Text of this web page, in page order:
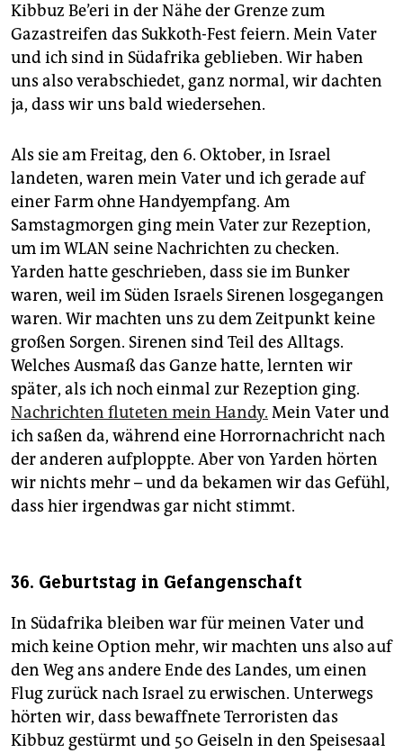
Kibbuz Be’eri in der Nähe der Grenze zum
Gazastreifen das Sukkoth-Fest feiern. Mein Vater
und ich sind in Südafrika geblieben. Wir haben
uns also verabschiedet, ganz normal, wir dachten
ja, dass wir uns bald wiedersehen.
Als sie am Freitag, den 6. Oktober, in Israel
landeten, waren mein Vater und ich gerade auf
einer Farm ohne Handyempfang. Am
Samstagmorgen ging mein Vater zur Rezeption,
um im WLAN seine Nachrichten zu checken.
Yarden hatte geschrieben, dass sie im Bunker
waren, weil im Süden Israels Sirenen losgegangen
waren. Wir machten uns zu dem Zeitpunkt keine
großen Sorgen. Sirenen sind Teil des Alltags.
Welches Ausmaß das Ganze hatte, lernten wir
später, als ich noch einmal zur Rezeption ging.
Nachrichten fluteten mein Handy. Mein Vater und
ich saßen da, während eine Horrornachricht nach
der anderen aufploppte. Aber von Yarden hörten
wir nichts mehr – und da bekamen wir das Gefühl,
dass hier irgendwas gar nicht stimmt.
36. Geburtstag in Gefangenschaft
In Südafrika bleiben war für meinen Vater und
mich keine Option mehr, wir machten uns also auf
den Weg ans andere Ende des Landes, um einen
Flug zurück nach Israel zu erwischen. Unterwegs
hörten wir, dass bewaffnete Terroristen das
Kibbuz gestürmt und 50 Geiseln in den Speisesaal